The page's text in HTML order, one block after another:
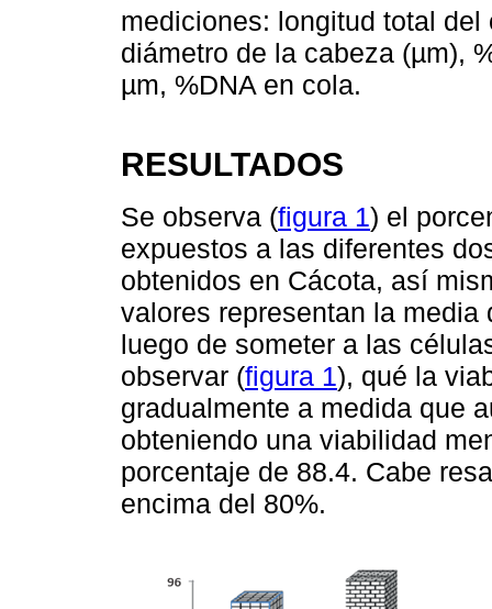
mediciones: longitud total
diámetro de la cabeza (µm),
µm, %DNA en cola.
RESULTADOS
Se observa (figura 1) el
expuestos a las diferentes
obtenidos en Cácota, así
valores representan la
luego de someter a las
observar (figura 1), qué la
gradualmente a medida que
obteniendo una viabilidad
porcentaje de 88.4. Cabe
encima del 80%.